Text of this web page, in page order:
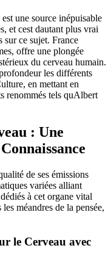
une source inépuisable
et cest dautant plus vrai
sur ce sujet. France
offre une plongée
du cerveau humain.
les différents
en mettant en
renommés tels quAlbert
: Une
de ses émissions
variées alliant
à cet organe vital
méandres de la pensée,
le Cerveau avec